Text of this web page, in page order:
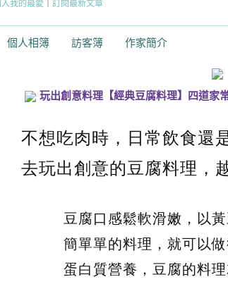
個人相簿 訪客簿 作家簡介
我的最愛
訂閱最新文章
玩出創意料理【經典豆腐料理】四道家
不想吃肉時，日常飲食還
去玩出創意的豆腐料理，
豆腐口感鬆軟滑嫩，以
簡單單的料理，就可以
蛋白質營養，豆腐的料理